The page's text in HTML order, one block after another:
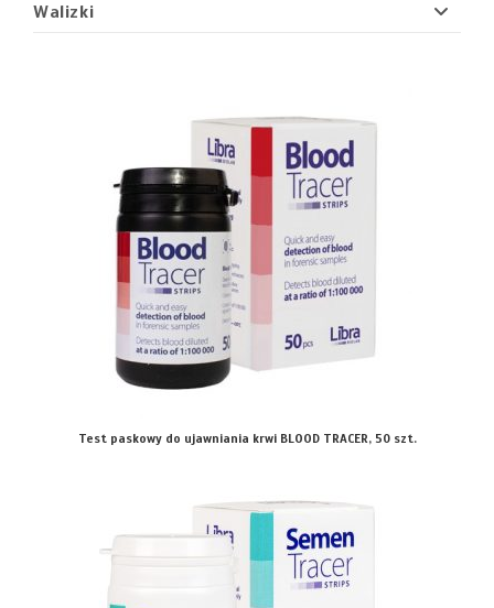
Walizki
Test paskowy do ujawniania krwi BLOOD TRACER, 50 szt.